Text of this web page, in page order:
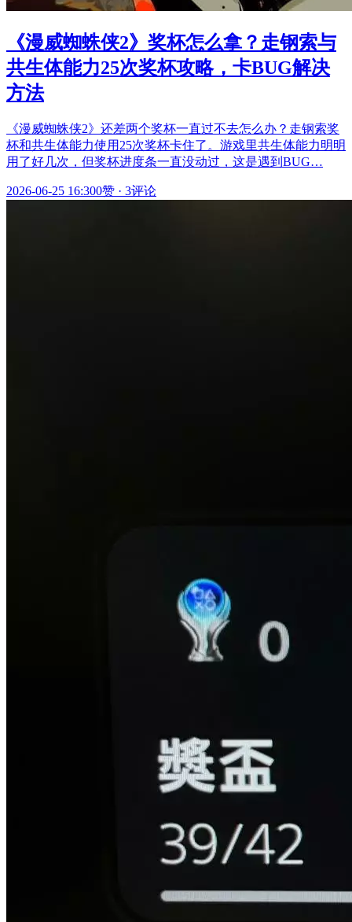
《漫威蜘蛛侠2》奖杯怎么拿？走钢索与
共生体能力25次奖杯攻略，卡BUG解决
方法
《漫威蜘蛛侠2》还差两个奖杯一直过不去怎么办？走钢索奖
杯和共生体能力使用25次奖杯卡住了。游戏里共生体能力明明
用了好几次，但奖杯进度条一直没动过，这是遇到BUG…
2026-06-25 16:300赞 · 3评论